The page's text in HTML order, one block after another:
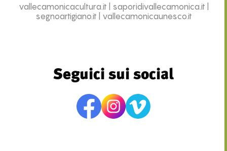
vallecamonicacultura.it saporidivallecamonica.it
segnoartigiano.it
vallecamonicaunesco.it
Seguici sui social